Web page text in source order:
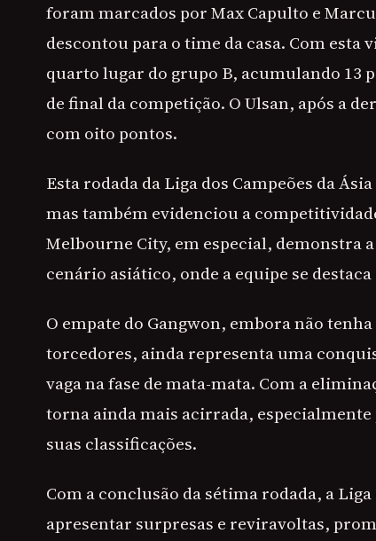
foram marcados por Max Capulto e
descontou para o time da casa. Com
quarto lugar do grupo B, acumulando 13
de final da competição. O Ulsan, após a
com oito pontos.
Esta rodada da Liga dos Campeões da
mas também evidenciou a
Melbourne City, em especial, demonstra
cenário asiático, onde a equipe se
O empate do Gangwon, embora não
torcedores, ainda representa uma
vaga na fase de mata-mata. Com a
torna ainda mais acirrada,
suas classificações.
Com a conclusão da sétima rodada, a
apresentar surpresas e reviravoltas,